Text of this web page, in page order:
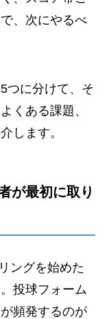
、次にやるべ
つに分けて、そ
くある課題、
します。
が最初に取り
ングを始めた
投球フォーム
頻発するのが